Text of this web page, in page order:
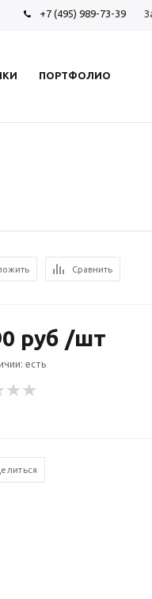
+7 (495) 989-73-39
ПОРТФОЛИО
Сравнить
руб /шт
есть